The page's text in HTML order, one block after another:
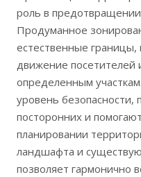
роль в
Продуманное
естественные
движение посетителей
определенным
уровень безопасности,
посторонних и
планировании
ландшафта и
позволяет гармонично